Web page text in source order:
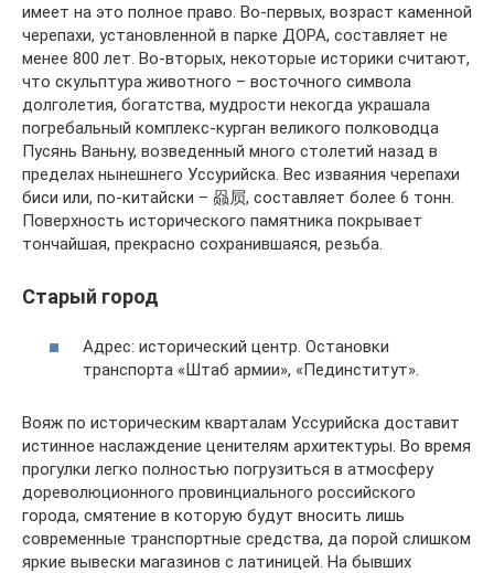
имеет на это полное право. Во-первых, возраст каменной
черепахи, установленной в парке ДОРА, составляет не
менее 800 лет. Во-вторых, некоторые историки считают,
что скульптура животного – восточного символа
долголетия, богатства, мудрости некогда украшала
погребальный комплекс-курган великого полководца
Пусянь Ваньну, возведенный много столетий назад в
пределах нынешнего Уссурийска. Вес изваяния черепахи
биси или, по-китайски – 赑屃, составляет более 6 тонн.
Поверхность исторического памятника покрывает
тончайшая, прекрасно сохранившаяся, резьба.
Старый город
Адрес: исторический центр. Остановки
транспорта «Штаб армии», «Пединститут».
Вояж по историческим кварталам Уссурийска доставит
истинное наслаждение ценителям архитектуры. Во время
прогулки легко полностью погрузиться в атмосферу
дореволюционного провинциального российского
города, смятение в которую будут вносить лишь
современные транспортные средства, да порой слишком
яркие вывески магазинов с латиницей. На бывших